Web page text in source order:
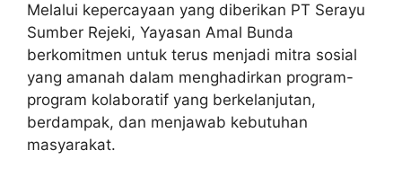
Melalui kepercayaan yang diberikan PT Serayu
Sumber Rejeki, Yayasan Amal Bunda
berkomitmen untuk terus menjadi mitra sosial
yang amanah dalam menghadirkan program-
program kolaboratif yang berkelanjutan,
berdampak, dan menjawab kebutuhan
masyarakat.